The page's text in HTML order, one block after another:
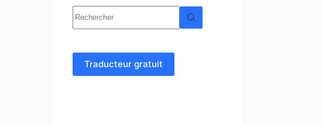
résultat
Traducteur gratuit